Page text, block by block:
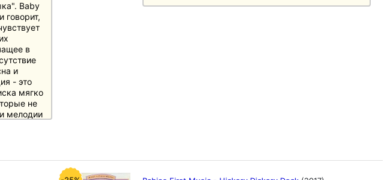
Baby
говорит,
в
и
- это
мягко
не
мелодии